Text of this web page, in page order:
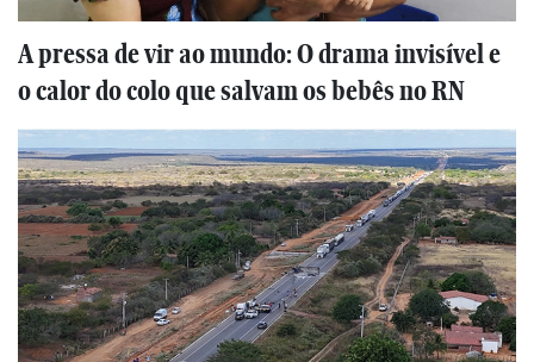
A pressa de vir ao mundo: O drama invisível e
o calor do colo que salvam os bebês no RN